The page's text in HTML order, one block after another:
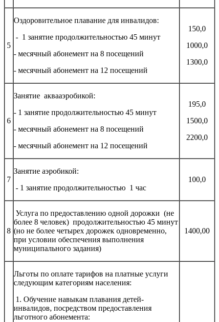
5
Оздоровительное плавание для инвалидов:
- 1 занятие продолжительностью 45 минут
- месячный абонемент на 8 посещений
- месячный абонемент на 12 посещений
150,0
1000,0
1300,0
6
Занятие аквааэробикой:
- 1 занятие продолжительностью 45 минут
- месячный абонемент на 8 посещений
- месячный абонемент на 12 посещений
195,0
1500,0
2200,0
7
Занятие аэробикой:
- 1 занятие продолжительностью 1 час
100,0
8
Услуга по предоставлению одной дорожки (не
более 8 человек) продолжительностью 45 минут
(но не более четырех дорожек одновременно,
при условии обеспечения выполнения
муниципального задания)
1400,00
Льготы по оплате тарифов на платные услуги
следующим категориям населения:
1. Обучение навыкам плавания детей-
инвалидов, посредством предоставления
льготного абонемента: